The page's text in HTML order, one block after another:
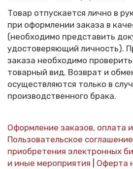
Товар отпускается лично в
при оформлении заказа в
(необходимо представить
удостоверяющий личность).
заказа необходимо
товарный вид. Возврат и
осуществляются только в
производственного брака.
Оформление заказов, оплата
Пользовательское соглашение
приобретения электронных
и иные мероприятия
Оферта